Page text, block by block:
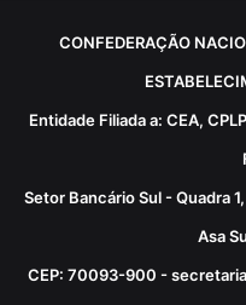
CONFEDERAÇÃO
Entidade Filiada a: CEA,
Setor Bancário Sul - Quadra
Asa
CEP: 70093-900 -